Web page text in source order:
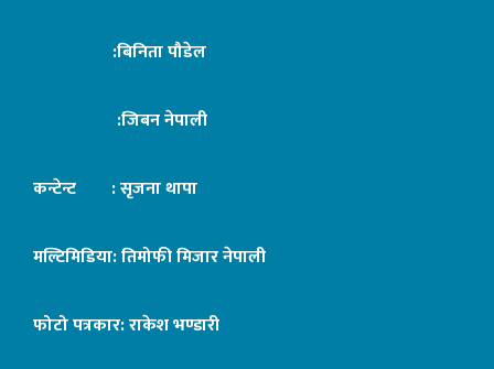
:बिनिता पौडेल
:जिबन नेपाली
कन्टेन्ट : सृजना थापा
मल्टिमिडिया: तिमोफी मिजार नेपाली
फोटो पत्रकार: राकेश भण्डारी